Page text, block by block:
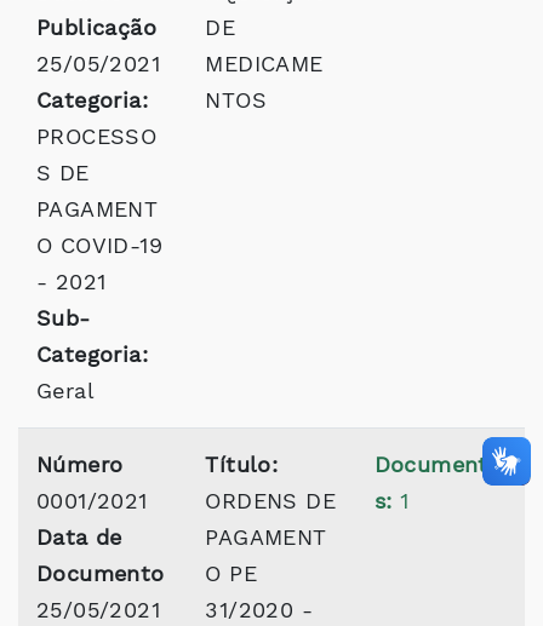
Publicação
25/05/2021
Categoria:
PROCESSO
S DE
PAGAMENT
O COVID-19
- 2021
Sub-
Categoria:
Geral
DE
MEDICAME
NTOS
Número
0001/2021
Data de
Documento
25/05/2021
Título:
ORDENS DE
PAGAMENT
O PE
31/2020 -
Documento
s: 1